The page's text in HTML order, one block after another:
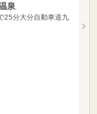
泉
25分大分自動車道九